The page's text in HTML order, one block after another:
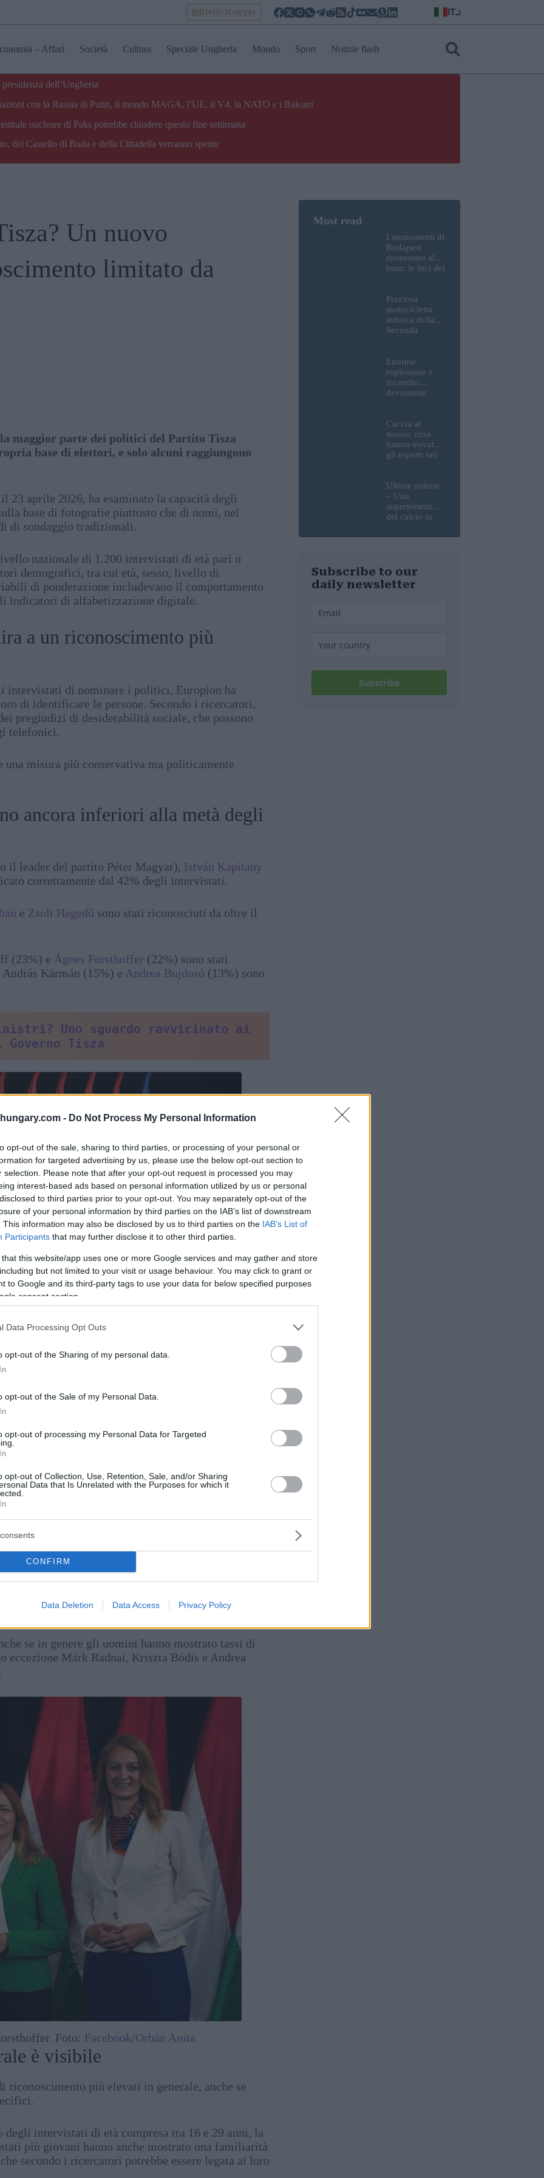
- Do Not Process My Personal Information
opt-out of the sale, sharing to third parties, or processing of your personal or
for targeted advertising by us, please use the below opt-out section to
selection. Please note that after your opt-out request is processed you may
interest-based ads based on personal information utilized by us or personal
to third parties prior to your opt-out. You may separately opt-out of the
of your personal information by third parties on the IAB’s list of downstream
This information may also be disclosed by us to third parties on the IAB’s List of
Participants that may further disclose it to other third parties.
that this website/app uses one or more Google services and may gather and store
but not limited to your visit or usage behaviour. You may click to grant or
to Google and its third-party tags to use your data for below specified purposes
consent section.
Data Processing Opt Outs
opt-out of the Sharing of my personal data.
opt-out of the Sale of my Personal Data.
opt-out of processing my Personal Data for Targeted
opt-out of Collection, Use, Retention, Sale, and/or Sharing
Data that Is Unrelated with the Purposes for which it
CONFIRM
Data Deletion Data Access Privacy Policy
HelloMagyar IT
– Affari Società Cultura Speciale Ungheria Mondo Sport Notizie flash
dell’Ungheria
con la Russia di Putin, il mondo MAGA, l’UE, il V4, la NATO e i Balcani
nucleare di Paks potrebbe chiudere questo fine settimana
del Castello di Buda e della Cittadella verranno spente
Un nuovo
limitato da
maggior parte dei politici del Partito Tisza
base di elettori, e solo alcuni raggiungono
aprile 2026, ha esaminato la capacità degli
base di fotografie piuttosto che di nomi, nel
di sondaggio tradizionali.
nazionale di 1.200 intervistati di età pari o
demografici, tra cui età, sesso, livello di
di ponderazione includevano il comportamento
indicatori di alfabetizzazione digitale.
a un riconoscimento più
intervistati di nominare i politici, Europion ha
di identificare le persone. Secondo i ricercatori,
pregiudizi di desiderabilità sociale, che possono
telefonici.
misura più conservativa ma politicamente
ancora inferiori alla metà degli
il leader del partito Péter Magyar), István Kapitány
correttamente dal 42% degli intervistati.
e Zsolt Hegedű sono stati riconosciuti da oltre il
(23%) e Ágnes Forsthoffer (22%) sono stati
Kármán (15%) e Andrea Bujdosó (13%) sono
Uno sguardo ravvicinato ai
Tisza
e i
Orbán
e appartenenza politica
di riconoscimento tra i diversi gruppi sociali.
dal 62% dei laureati, rispetto ad appena il
degli elettori di Tisza ha riconosciuto Kapitány,
Secondo Europion, questo schema è coerente
più alto all’interno dell’elettorato del
se in genere gli uomini hanno mostrato tassi di
eccezione Márk Radnai, Kriszta Bódis e Andrea
Foto: Facebook/Orbán Anita
è visibile
più elevati in generale, anche se
intervistati di età compresa tra 16 e 29 anni, la
più giovani hanno anche mostrato una familiarità
secondo i ricercatori potrebbe essere legata ai loro
I monumenti di
Budapest
resteranno al
buio: le luci del
Buda e della
Cittadella
verranno
spente
Preziosa
motocicletta
tedesca della
Seconda
umani ed
esplosivi
recuperati dal
Danubio a
Enorme
esplosione e
incendio
devastante
strategica della
MOL: i prezzi
del carburante
aumenteranno
Caccia al
tesoro: cosa
hanno trovato
gli esperti nei
tedesca
recuperata dal
Danubio a
Budapest –
Ultime notizie
– Una
superpotenza
del calcio in
Budapest: il
Ferencváros ad
agosto
Subscribe to our
daily newsletter
Subscribe